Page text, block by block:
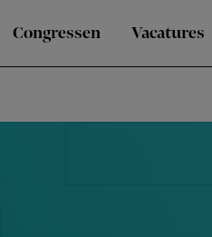
Congressen Vacatures